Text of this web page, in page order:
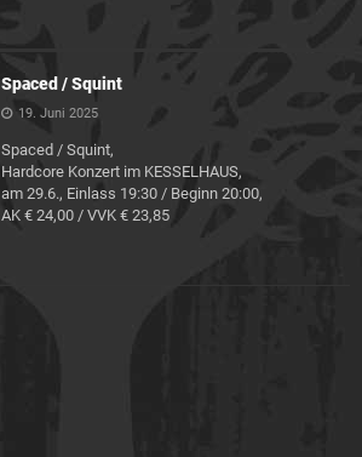
Spaced / Squint
19. Juni 2025
Spaced / Squint,
Hardcore Konzert im KESSELHAUS,
am 29.6., Einlass 19:30 / Beginn 20:00,
AK € 24,00 / VVK € 23,85